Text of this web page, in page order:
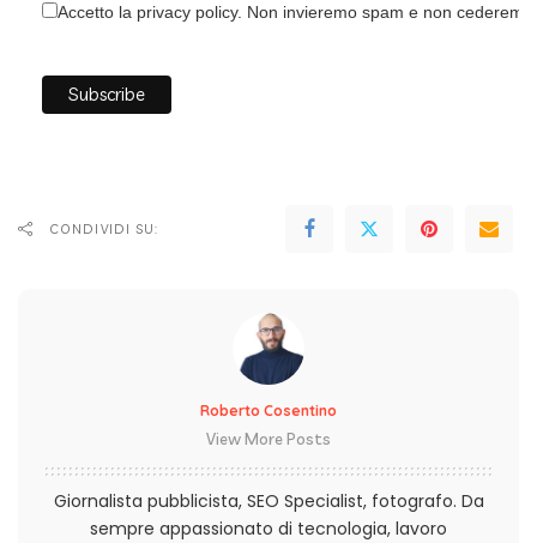
Accetto la privacy policy. Non invieremo spam e non
CONDIVIDI SU:
Roberto Cosentino
View More Posts
Giornalista pubblicista, SEO Specialist, fotografo. Da
sempre appassionato di tecnologia, lavoro